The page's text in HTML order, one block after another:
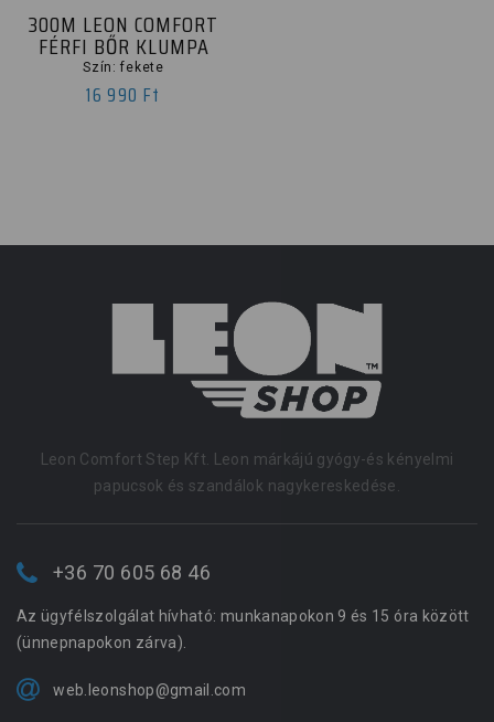
300M LEON COMFORT
FÉRFI BŐR KLUMPA
Szín: fekete
16 990 Ft
Leon Comfort Step Kft. Leon márkájú gyógy-és kényelmi
papucsok és szandálok nagykereskedése.
+36 70 605 68 46
Az ügyfélszolgálat hívható: munkanapokon 9 és 15 óra között
(ünnepnapokon zárva).
web.leonshop@gmail.com